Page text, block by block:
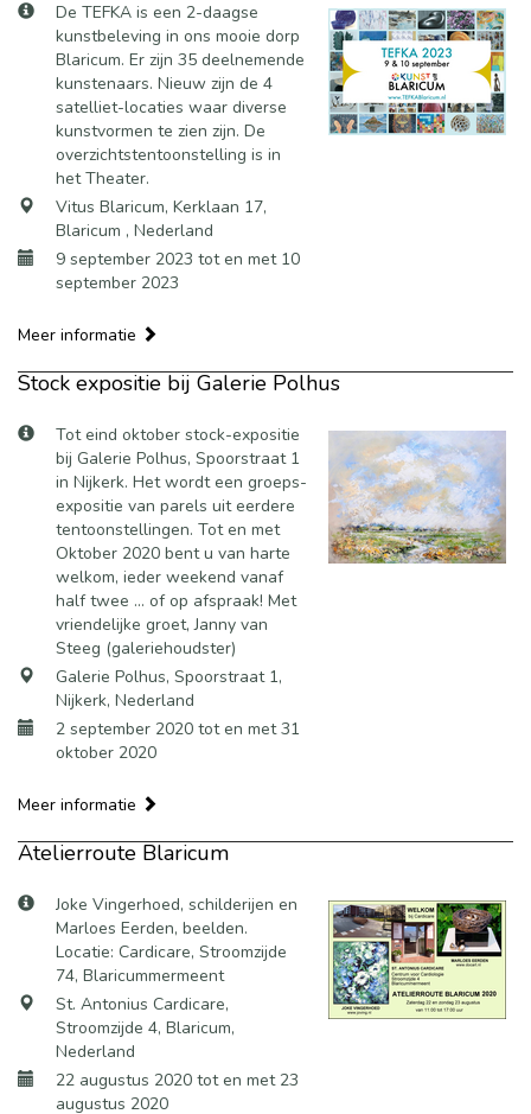
De TEFKA is een 2-daagse
kunstbeleving in ons mooie dorp
Blaricum. Er zijn 35 deelnemende
kunstenaars. Nieuw zijn de 4
satelliet-locaties waar diverse
kunstvormen te zien zijn. De
overzichtstentoonstelling is in
het Theater.
Vitus Blaricum, Kerklaan 17,
Blaricum , Nederland
9 september 2023 tot en met 10
september 2023
Meer informatie
Stock expositie bij Galerie Polhus
Tot eind oktober stock-expositie
bij Galerie Polhus, Spoorstraat 1
in Nijkerk. Het wordt een groeps-
expositie van parels uit eerdere
tentoonstellingen. Tot en met
Oktober 2020 bent u van harte
welkom, ieder weekend vanaf
half twee ... of op afspraak! Met
vriendelijke groet, Janny van
Steeg (galeriehoudster)
Galerie Polhus, Spoorstraat 1,
Nijkerk, Nederland
2 september 2020 tot en met 31
oktober 2020
Meer informatie
Atelierroute Blaricum
Joke Vingerhoed, schilderijen en
Marloes Eerden, beelden.
Locatie: Cardicare, Stroomzijde
74, Blaricummermeent
St. Antonius Cardicare,
Stroomzijde 4, Blaricum,
Nederland
22 augustus 2020 tot en met 23
augustus 2020